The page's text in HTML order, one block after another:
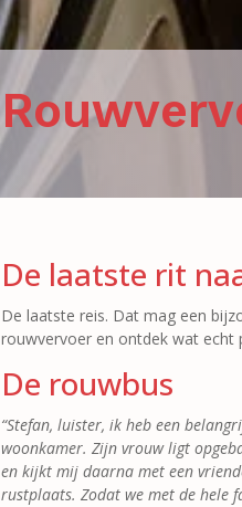
De laatste rit
De laatste reis. Dat mag een
rouwvervoer en ontdek wat
De rouwbus
“Stefan, luister, ik heb een
woonkamer. Zijn vrouw ligt
en kijkt mij daarna met een
rustplaats. Zodat we met de hele